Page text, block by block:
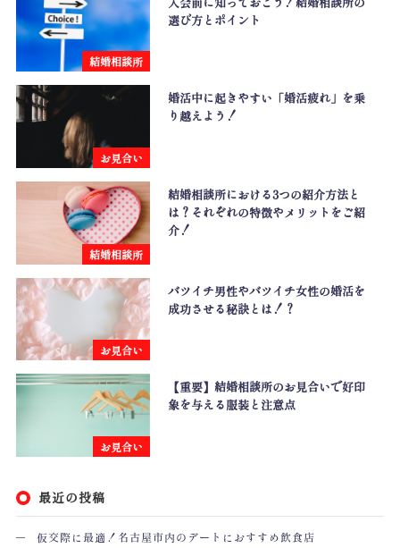
結婚相談所
選び方とポイント
お見合い
婚活中に起きやすい「婚活疲れ」を乗
り越えよう！
結婚相談所
結婚相談所における3つの紹介方法と
は？それぞれの特徴やメリットをご紹
介！
お見合い
バツイチ男性やバツイチ女性の婚活を
成功させる秘訣とは！？
お見合い
【重要】結婚相談所のお見合いで好印
象を与える服装と注意点
最近の投稿
仮交際に最適！名古屋市内のデートにおすすめ飲食店